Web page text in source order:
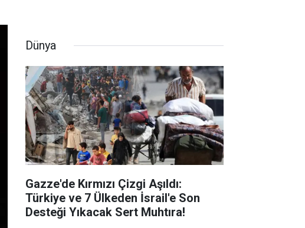
Dünya
Gazze'de Kırmızı Çizgi Aşıldı:
Türkiye ve 7 Ülkeden İsrail'e Son
Desteği Yıkacak Sert Muhtıra!